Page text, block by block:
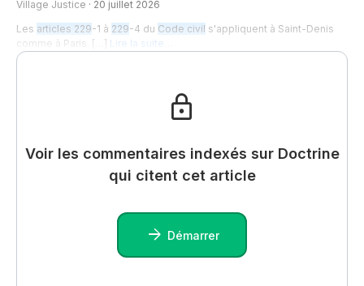
Village Justice · 20 juillet 2026
Les articles 229-1 à 229-4 du Code civil s'appliquent à Saint-Denis
comme à Paris. […] Lire la suite…
Voir les commentaires indexés sur Doctrine
qui citent cet article
Démarrer